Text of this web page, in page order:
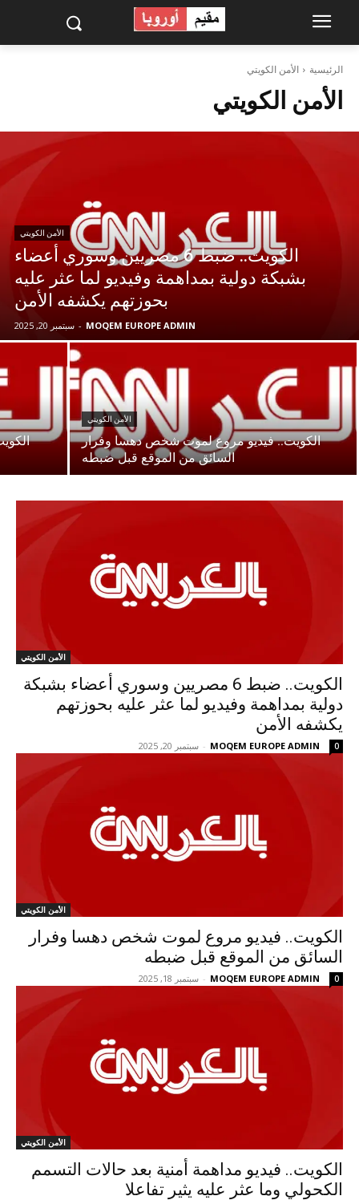
الرئيسية الأمن الكويتي
الأمن الكويتي
الأمن الكويتي
الكويت.. ضبط 6 مصريين وسوري أعضاء
بشبكة دولية بمداهمة وفيديو لما عثر عليه
بحوزتهم يكشفه الأمن
MOQEM EUROPE ADMIN
- سبتمبر 20, 2025
الأمن الكويتي
الكويت.. فيديو مروع لموت شخص دهسا وفرار
السائق من الموقع قبل ضبطه
الأمن الكويتي
الكويت.. ضبط 6 مصريين وسوري أعضاء بشبكة
دولية بمداهمة وفيديو لما عثر عليه بحوزتهم
يكشفه الأمن
MOQEM EUROPE ADMIN
- سبتمبر 20, 2025 0
الأمن الكويتي
الكويت.. فيديو مروع لموت شخص دهسا وفرار
السائق من الموقع قبل ضبطه
MOQEM EUROPE ADMIN
- سبتمبر 18, 2025 0
الأمن الكويتي
الكويت.. فيديو مداهمة أمنية بعد حالات التسمم
الكحولي وما عثر عليه يثير تفاعلا